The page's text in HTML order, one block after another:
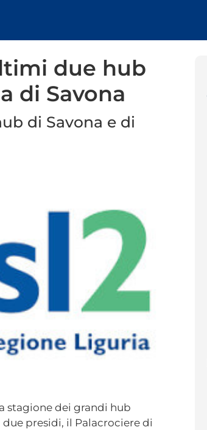
due hub
di Savona
di Savona e di
stagione dei grandi hub
presidi, il Palacrociere di